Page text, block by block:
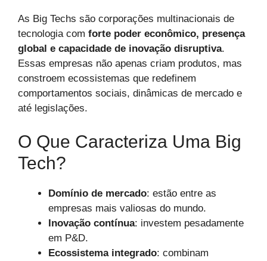
As Big Techs são corporações multinacionais de
tecnologia com forte poder econômico, presença
global e capacidade de inovação disruptiva.
Essas empresas não apenas criam produtos, mas
constroem ecossistemas que redefinem
comportamentos sociais, dinâmicas de mercado e
até legislações.
O Que Caracteriza Uma Big
Tech?
Domínio de mercado: estão entre as
empresas mais valiosas do mundo.
Inovação contínua: investem pesadamente
em P&D.
Ecossistema integrado: combinam